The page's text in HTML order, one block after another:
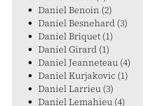
Daniel Benoin (2)
Daniel Besnehard (3)
Daniel Briquet (1)
Daniel Girard (1)
Daniel Jeanneteau (4)
Daniel Kurjakovic (1)
Daniel Larrieu (3)
Daniel Lemahieu (4)